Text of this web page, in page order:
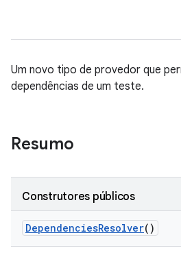
Um novo tipo de provedor que
dependências de um teste.
Resumo
Construtores públicos
DependenciesResolver()